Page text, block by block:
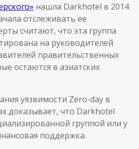
нашла Darkhotel в 2014
отслеживать ее
считают, что эта группа
на руководителей
правительственных
остаются в азиатских
уязвимости Zero-day в
доказывает, что Darkhotel
группой или у
поддержка.